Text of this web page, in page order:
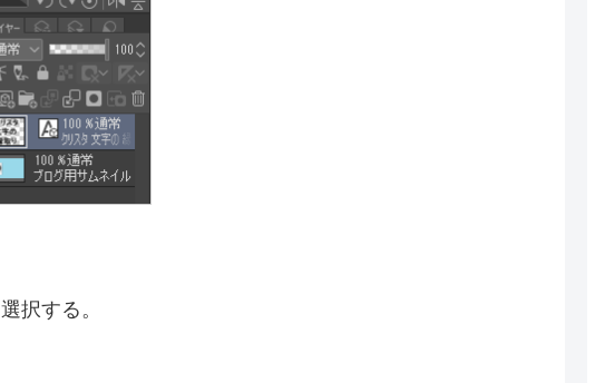
画像の三本の横線のアイコンの部分をクリックして「レ